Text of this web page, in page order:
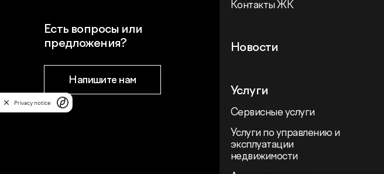
Есть вопросы или
предложения?
Напишите нам
Контакты ЖК
Новости
Услуги
Сервисные услуги
Услуги по управлению и
эксплуатации
недвижимости
Privacy notice